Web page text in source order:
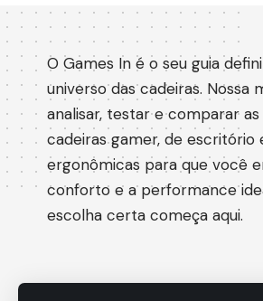
O Games In é o seu guia
universo das cadeiras. Nossa
analisar, testar e comparar
cadeiras gamer, de escritório
ergonômicas para que você
conforto e a performance
escolha certa começa aqui.